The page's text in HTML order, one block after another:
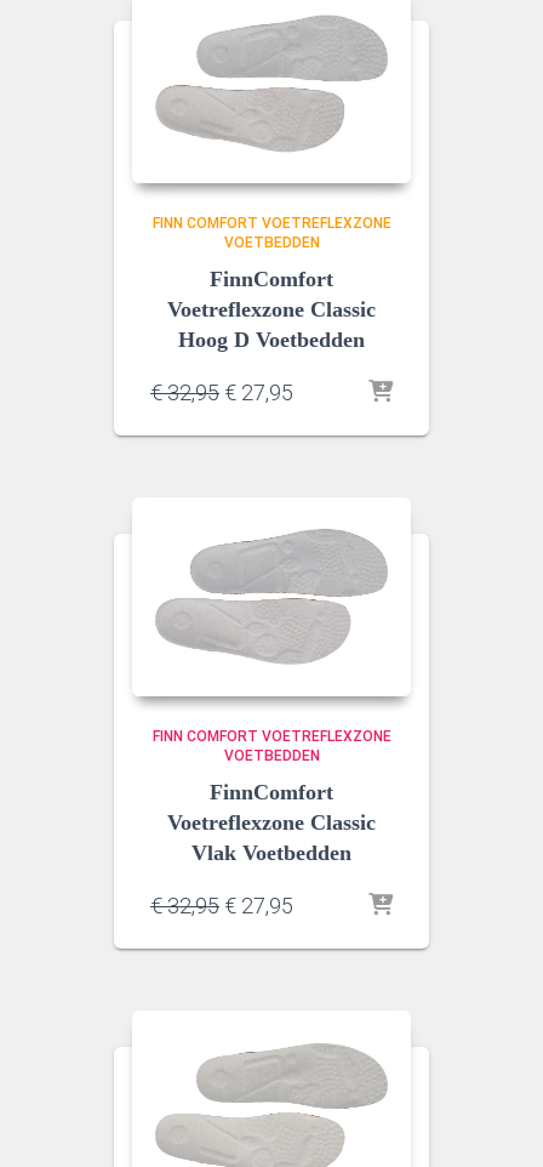
FINN COMFORT VOETREFLEXZONE
VOETBEDDEN
FinnComfort
Voetreflexzone Classic
Hoog D Voetbedden
€32,95 Oorspronkelijke
was:
€ 27,95
is:
FINN COMFORT VOETREFLEXZONE
VOETBEDDEN
FinnComfort
Voetreflexzone Classic
Vlak Voetbedden
€32,95 Oorspronkelijke
was:
€ 27,95
is: